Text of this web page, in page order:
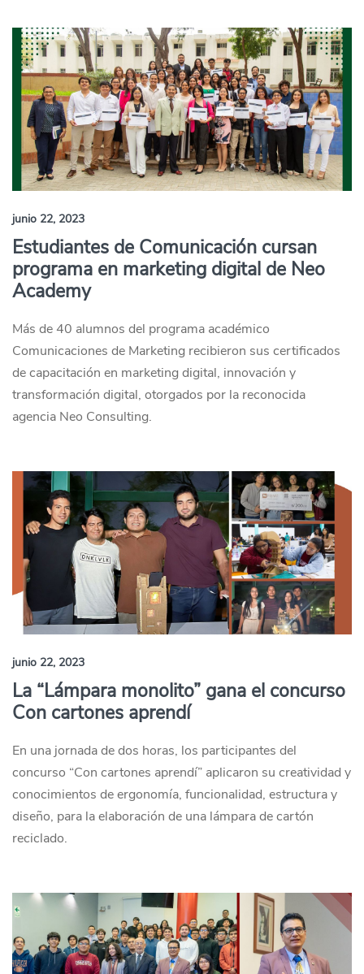
junio 22, 2023
Estudiantes de Comunicación cursan
programa en marketing digital de Neo
Academy
Más de 40 alumnos del programa académico
Comunicaciones de Marketing recibieron sus certificados
de capacitación en marketing digital, innovación y
transformación digital, otorgados por la reconocida
agencia Neo Consulting.
junio 22, 2023
La “Lámpara monolito” gana el concurso
Con cartones aprendí
En una jornada de dos horas, los participantes del
concurso “Con cartones aprendí” aplicaron su creatividad y
conocimientos de ergonomía, funcionalidad, estructura y
diseño, para la elaboración de una lámpara de cartón
reciclado.